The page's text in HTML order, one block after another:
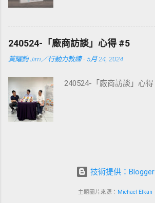
240524-「廠商訪談」心得 #5
黃耀鈞 Jim／行動力教練 - 5月 24, 2024
240524-「廠商訪談」心得
技術提供：Blogger
主題圖片來源： Michael Elkan